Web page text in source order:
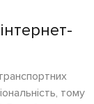
тому